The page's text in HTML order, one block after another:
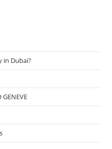
in Dubai?
GENEVE